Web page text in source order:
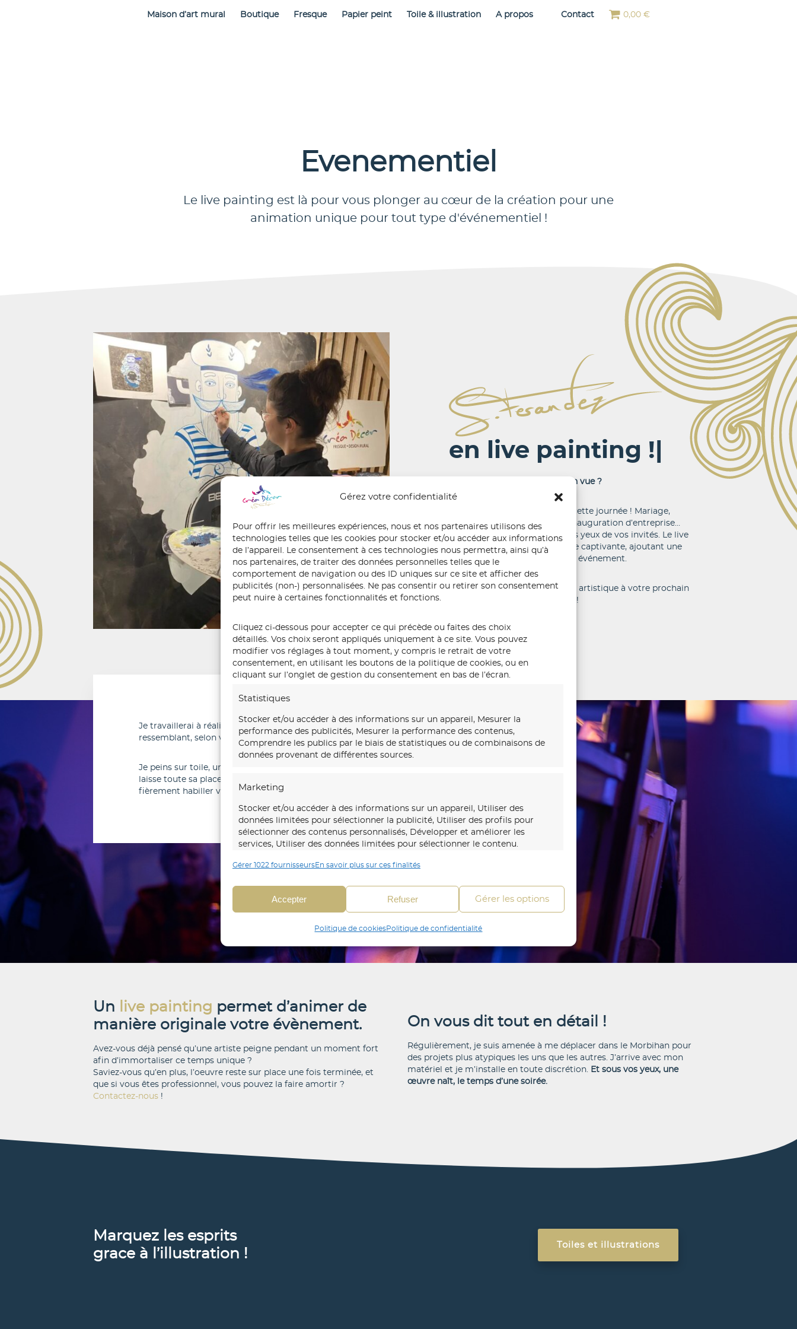
Gérez votre confidentialité
Pour offrir les meilleures expériences, nous et nos partenaires utilisons des
technologies telles que les cookies pour stocker et/ou accéder aux informations
de l’appareil. Le consentement à ces technologies nous permettra, ainsi qu’à
nos partenaires, de traiter des données personnelles telles que le
comportement de navigation ou des ID uniques sur ce site et afficher des
publicités (non-) personnalisées. Ne pas consentir ou retirer son consentement
peut nuire à certaines fonctionnalités et fonctions.
Cliquez ci-dessous pour accepter ce qui précède ou faites des choix
détaillés. Vos choix seront appliqués uniquement à ce site. Vous pouvez
modifier vos réglages à tout moment, y compris le retrait de votre
consentement, en utilisant les boutons de la politique de cookies, ou en
cliquant sur l’onglet de gestion du consentement en bas de l’écran.
Statistiques
Stocker et/ou accéder à des informations sur un appareil, Mesurer la
performance des publicités, Mesurer la performance des contenus,
Comprendre les publics par le biais de statistiques ou de combinaisons de
données provenant de différentes sources.
Marketing
Stocker et/ou accéder à des informations sur un appareil, Utiliser des
données limitées pour sélectionner la publicité, Utiliser des profils pour
sélectionner des contenus personnalisés, Développer et améliorer les
services, Utiliser des données limitées pour sélectionner le contenu.
Mettre en correspondance et combiner des données à partir
d’autres sources de données, Relier différents appareils,
transmises automatiquement.
Identifier les appareils à partir des informations demandées
Assurer la sécurité, prévenir et détecter la fraude et
du contenu, Enregistrer et communiquer les choix en
matière de confidentialité.
Toujours activé
Gérer 1022 fournisseursEn savoir plus sur ces finalités
Accepter Refuser Gérer les options
Politique de cookiesPolitique de confidentialité
Maison d’art mural Boutique Fresque Papier peint Toile & illustration A propos Contact 0,00 €
Evenementiel
Le live painting est là pour vous plonger au cœur de la création pour une
animation unique pour tout type d'événementiel !
en live painting !
Un événementiel en vue ?
Plongez dans l’art en direct lors de cette journée ! Mariage,
anniversaire, lancement de produits, inauguration d’entreprise…
Imaginez une œuvre prenant vie sous les yeux de vos invités. Le live
painting offre une expérience artistique captivante, ajoutant une
dimension unique à votre événement.
Contactez-nouspour donner une touche artistique à votre prochain
événementiel !
Je travaillerai à réaliser une oeuvre vous
ressemblant, selon vos besoins.
Je peins sur toile, un format à taille humaine qui
laisse toute sa place à l’événement, et repart
fièrement habiller vos murs.
Un live painting permet d’animer de
manière originale votre évènement.
Avez-vous déjà pensé qu’une artiste peigne pendant un moment fort
afin d’immortaliser ce temps unique ?
Saviez-vous qu’en plus, l’oeuvre reste sur place une fois terminée, et
que si vous êtes professionnel, vous pouvez la faire amortir ?
Contactez-nous !
On vous dit tout en détail !
Régulièrement, je suis amenée à me déplacer dans le Morbihan pour
des projets plus atypiques les uns que les autres. J’arrive avec mon
matériel et je m’installe en toute discrétion. Et sous vos yeux, une
œuvre naît, le temps d’une soirée.
Marquez les esprits
grace à l’illustration !
Toiles et illustrations